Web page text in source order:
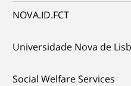
NOVA.ID.FCT
Universidade Nova de
Social Welfare Services